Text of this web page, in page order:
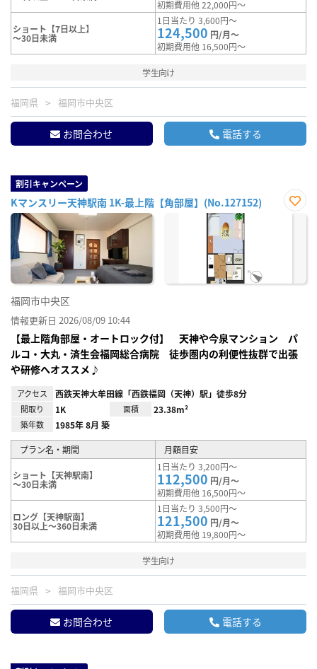
初期費用他 22,000円～
ショート【7日以上】
～30日未満
1日当たり 3,600円～
124,500 円/月～
初期費用他 16,500円～
学生向け
福岡県 福岡市中央区
お問合わせ 電話する
割引キャンペーン
Kマンスリー天神駅南 1K-最上階【角部屋】(No.127152)
お気
福岡市中央区
情報更新日 2026/08/09 10:44
【最上階角部屋・オートロック付】 天神や今泉マンション パ
ルコ・大丸・済生会福岡総合病院 徒歩圏内の利便性抜群で出張
や研修へオススメ♪
アクセス 西鉄天神大牟田線「西鉄福岡（天神）駅」徒歩8分
間取り 1K 面積 23.38m²
築年数 1985年 8月 築
プラン名・期間 月額目安
ショート【天神駅南】
～30日未満
1日当たり 3,200円～
112,500 円/月～
初期費用他 16,500円～
ロング【天神駅南】
30日以上～360日未満
1日当たり 3,500円～
121,500 円/月～
初期費用他 19,800円～
学生向け
福岡県 福岡市中央区
お問合わせ 電話する